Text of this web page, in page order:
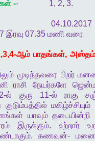
-- 1, 2, 3.
இரவு 07.35 மணி வரை
ஆம் பாதங்கள், அஸ்தம்
முடிந்தவரை பிறர்
ராசி நேயர்களே
ல் குரு 11-ல் ராகு
குடும்பத்தில் மகிழ்ச்சியும்
யாவும் தடையின்றி
இருக்கும். உற்றார்
. கணவன்-